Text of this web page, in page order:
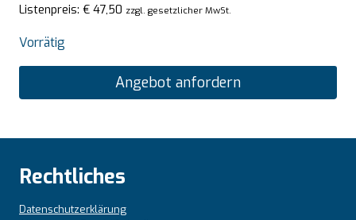
Listenpreis: € 47,50 zzgl. gesetzlicher MwSt.
Vorrätig
Angebot anfordern
Rechtliches
Datenschutzerklärung